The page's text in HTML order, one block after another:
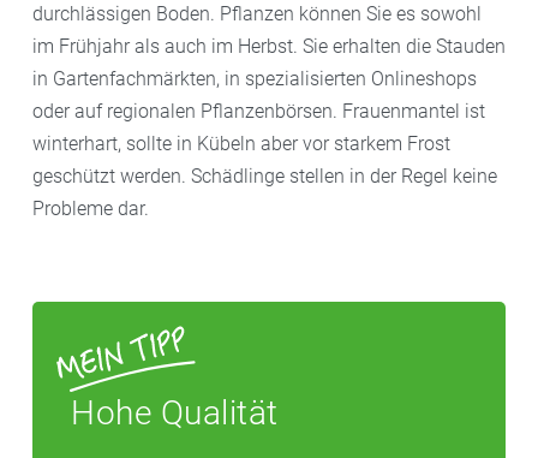
durchlässigen Boden. Pflanzen können Sie es sowohl
im Frühjahr als auch im Herbst. Sie erhalten die Stauden
in Gartenfachmärkten, in spezialisierten Onlineshops
oder auf regionalen Pflanzenbörsen. Frauenmantel ist
winterhart, sollte in Kübeln aber vor starkem Frost
geschützt werden. Schädlinge stellen in der Regel keine
Probleme dar.
Hohe Qualität